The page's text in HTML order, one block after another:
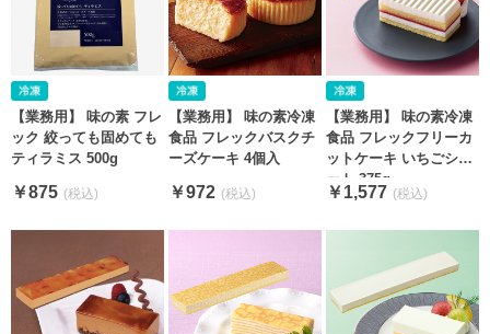
【業務用】 味の素 フレ
ック 絞っても固めても
ティラミス 500g
￥875
【業務用】 味の素冷凍
食品 フレックバスクチ
ーズケーキ 4個入
￥972
【業務用】 味の素冷凍
食品 フレックフリーカ
ットケーキ いちごショ
ート 375g
￥1,577